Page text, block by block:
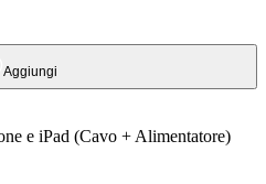
Aggiungi
e iPad (Cavo + Alimentatore)